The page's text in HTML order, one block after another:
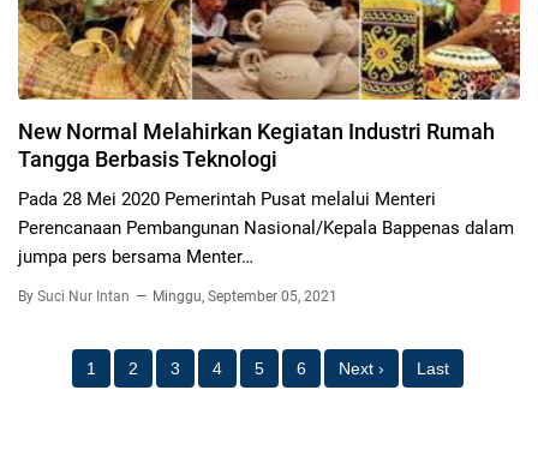
New Normal Melahirkan Kegiatan Industri Rumah
Tangga Berbasis Teknologi
Pada 28 Mei 2020 Pemerintah Pusat melalui Menteri
Perencanaan Pembangunan Nasional/Kepala Bappenas dalam
jumpa pers bersama Menter…
By Suci Nur Intan Minggu, September 05, 2021
1 2 3 4 5 6 Next › Last